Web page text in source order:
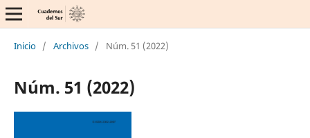
Inicio / Archivos / Núm. 51 (2022)
Núm. 51 (2022)